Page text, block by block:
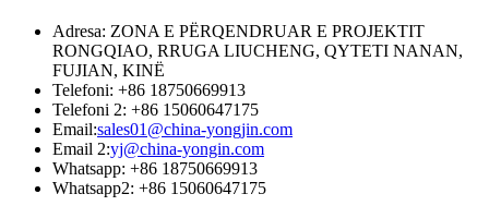
Adresa: ZONA E PËRQENDRUAR E PROJEKTIT
RONGQIAO, RRUGA LIUCHENG, QYTETI NANAN,
FUJIAN, KINË
Telefoni: +86 18750669913
Telefoni 2: +86 15060647175
Email:sales01@china-yongjin.com
Email 2:yj@china-yongin.com
Whatsapp: +86 18750669913
Whatsapp2: +86 15060647175